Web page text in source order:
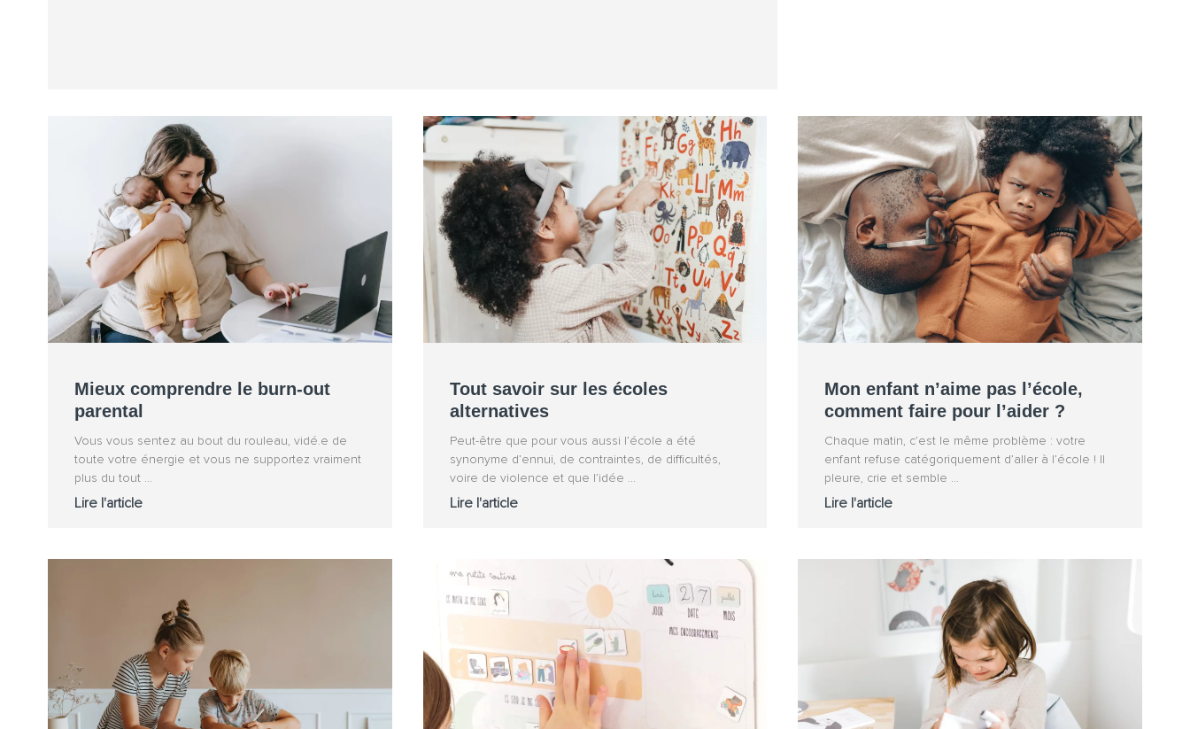
Mieux comprendre le burn-out
parental
Vous vous sentez au bout du rouleau, vidé.e de
toute votre énergie et vous ne supportez vraiment
plus du tout
Lire l'article
Tout savoir sur les écoles
alternatives
Peut-être que pour vous aussi l’école a été
synonyme d’ennui, de contraintes, de difficultés,
voire de violence et que l’idée
Lire l'article
Mon enfant n’aime pas l’école,
comment faire pour l’aider ?
Chaque matin, c’est le même problème : votre
enfant refuse catégoriquement d’aller à l’école ! Il
pleure, crie et semble
Lire l'article